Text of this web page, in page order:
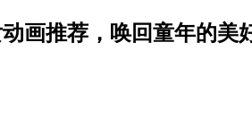
画推荐，唤回童年的美